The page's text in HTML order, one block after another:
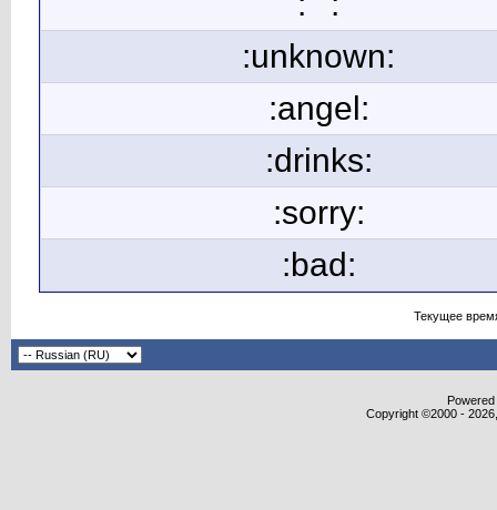
:unknown:
:angel:
:drinks:
:sorry:
:bad:
Текущее
Copyright ©2000 -